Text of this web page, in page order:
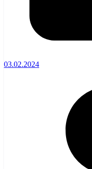
03.02.2024